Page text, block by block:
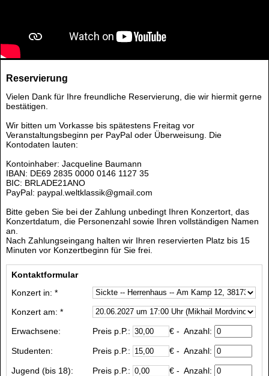
Reservierung
Vielen Dank für Ihre freundliche Reservierung, die wir hiermit gerne
bestätigen.
Wir bitten um Vorkasse bis spätestens Freitag vor
Veranstaltungsbeginn per PayPal oder Überweisung. Die
Kontodaten lauten:
Kontoinhaber: Jacqueline Baumann
IBAN: DE69 2835 0000 0146 1127 35
BIC: BRLADE21ANO
PayPal: paypal.weltklassik@gmail.com
Bitte geben Sie bei der Zahlung unbedingt Ihren Konzertort, das
Konzertdatum, die Personenzahl sowie Ihren vollständigen Namen
an.
Nach Zahlungseingang halten wir Ihren reservierten Platz bis 15
Minuten vor Konzertbeginn für Sie frei.
Kontaktformular
Konzert in: *
Konzert am: *
Erwachsene:
Preis p.P.: € - Anzahl:
Studenten: Preis p.P.: € - Anzahl:
Jugend (bis 18): Preis p.P.: € - Anzahl: